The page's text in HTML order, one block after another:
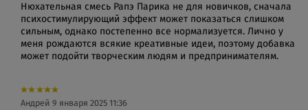
Нюхательная смесь Рапэ Парика не для новичков, сначала
психостимулирующий эффект может показаться слишком
сильным, однако постепенно все нормализуется. Лично у
меня рождаются всякие креативные идеи, поэтому добавка
может подойти творческим людям и предпринимателям.
Андрей 9 января 2025 11:36